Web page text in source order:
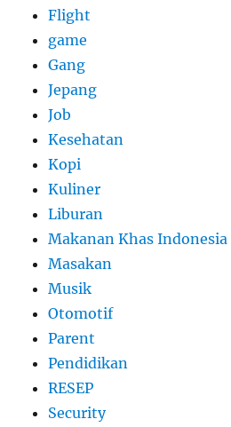
Flight
game
Gang
Jepang
Job
Kesehatan
Kopi
Kuliner
Liburan
Makanan Khas Indonesia
Masakan
Musik
Otomotif
Parent
Pendidikan
RESEP
Security